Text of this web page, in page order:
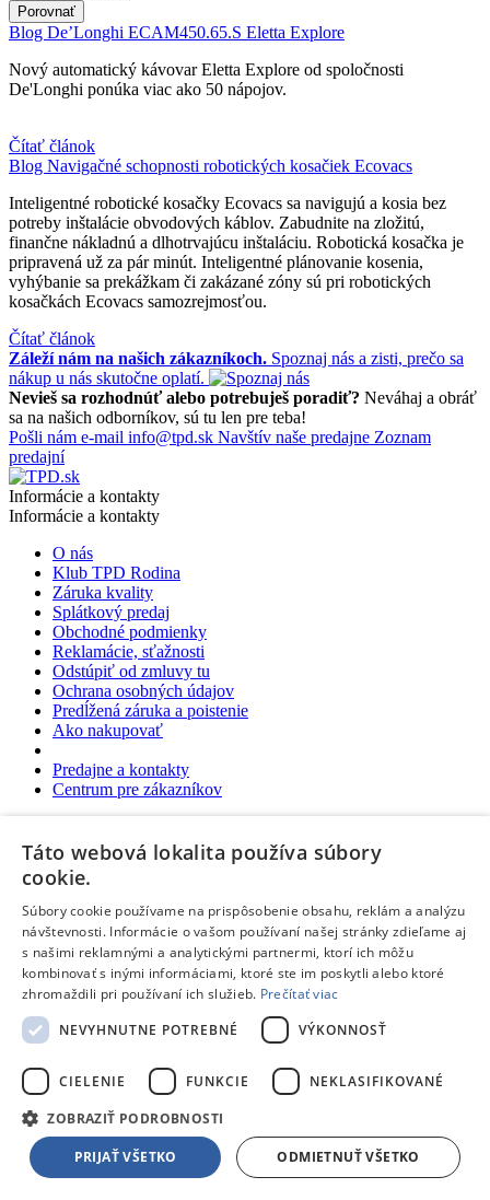
Porovnať
Blog De’Longhi ECAM450.65.S Eletta Explore
Nový automatický kávovar Eletta Explore od spoločnosti
De'Longhi ponúka viac ako 50 nápojov.
Čítať článok
Blog Navigačné schopnosti robotických kosačiek Ecovacs
Inteligentné robotické kosačky Ecovacs sa navigujú a kosia bez
potreby inštalácie obvodových káblov. Zabudnite na zložitú,
finančne nákladnú a dlhotrvajúcu inštaláciu. Robotická kosačka je
pripravená už za pár minút. Inteligentné plánovanie kosenia,
vyhýbanie sa prekážkam či zakázané zóny sú pri robotických
kosačkách Ecovacs samozrejmosťou.
Čítať článok
Záleží nám na našich zákazníkoch. Spoznaj nás a zisti, prečo sa
nákup u nás skutočne oplatí.
Nevieš sa rozhodnúť alebo potrebuješ poradiť? Neváhaj a obráť
sa na našich odborníkov, sú tu len pre teba!
Pošli nám e-mail info@tpd.sk Navštív naše predajne Zoznam
predajní
Informácie a kontakty
Informácie a kontakty
O nás
Klub TPD Rodina
Záruka kvality
Splátkový predaj
Obchodné podmienky
Reklamácie, sťažnosti
Odstúpiť od zmluvy tu
Ochrana osobných údajov
Predĺžená záruka a poistenie
Ako nakupovať
Predajne a kontakty
Centrum pre zákazníkov
Možnosti platby
Pri nákupe v predajni v hotovosti, kartou, alebo poukážkami
Platba na dobierku aj kartou
Predaj na splátky
Platba prevodom na účet
Elektronické poukážky Edenrede-ticket, Cashback World a
Euronics
Platba online cez internet:
Možnosti doručenia
Možnosti doručenia
Rezervácia a nákup v predajni
Expresné doručenie kuriérom
Vynáška a odvoz starého spotrebiča
Táto webová lokalita používa súbory
cookie.
Súbory cookie používame na prispôsobenie obsahu, reklám a analýzu
návštevnosti. Informácie o vašom používaní našej stránky zdieľame aj
s našimi reklamnými a analytickými partnermi, ktorí ich môžu
kombinovať s inými informáciami, ktoré ste im poskytli alebo ktoré
zhromaždili pri používaní ich služieb. Prečítať viac
NEVYHNUTNE POTREBNÉ
VÝKONNOSŤ
CIELENIE FUNKCIE NEKLASIFIKOVANÉ
ZOBRAZIŤ PODROBNOSTI
PRIJAŤ VŠETKO ODMIETNUŤ VŠETKO